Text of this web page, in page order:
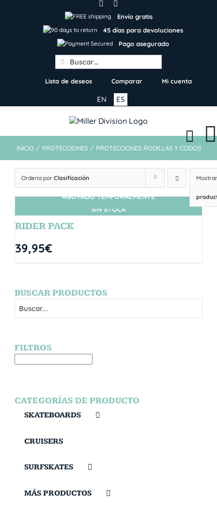
Envío gratis
45 días para devoluciones
Pago asegurado
Search
for:
Lista de deseos Comparar Mi cuenta
ES
EN
INICIO / PROTECCIONES / PROTECCIONES RODILLAS Y CODOS
Ordena por Clasificación
SIN STOCK
AGOTADO TEMPORALMENTE
RIDER PACK
39,95€
BUSCAR PRODUCTOS
FILTROS
CATEGORÍAS DE PRODUCTO
SKATEBOARDS
CRUISERS
SURFSKATES
MÁS PRODUCTOS